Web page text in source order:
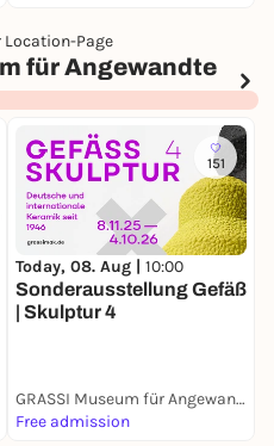
Location-Page
für Angewandte
151
Today, 08. Aug | 10:00
Sonderausstellung Gefäß
| Skulptur 4
GRASSI Museum für Angewandte Kunst Leipzig
Free admission